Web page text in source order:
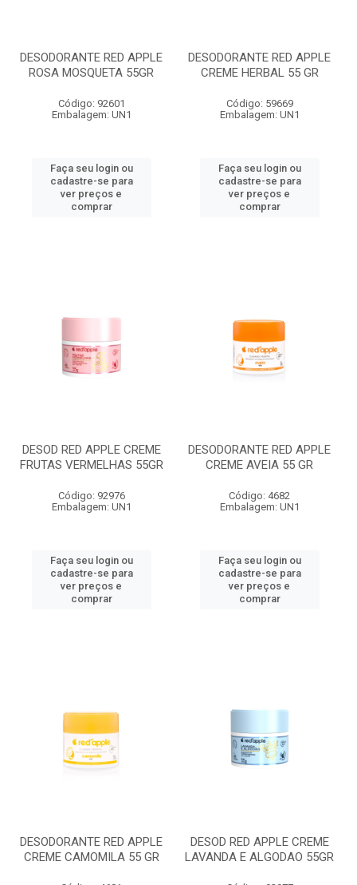
DESODORANTE RED APPLE
ROSA MOSQUETA 55GR
Código: 92601
Embalagem: UN1
Faça seu login ou
cadastre-se para
ver preços e
comprar
DESODORANTE RED APPLE
CREME HERBAL 55 GR
Código: 59669
Embalagem: UN1
Faça seu login ou
cadastre-se para
ver preços e
comprar
DESOD RED APPLE CREME
FRUTAS VERMELHAS 55GR
Código: 92976
Embalagem: UN1
Faça seu login ou
cadastre-se para
ver preços e
comprar
DESODORANTE RED APPLE
CREME AVEIA 55 GR
Código: 4682
Embalagem: UN1
Faça seu login ou
cadastre-se para
ver preços e
comprar
DESODORANTE RED APPLE
CREME CAMOMILA 55 GR
DESOD RED APPLE CREME
LAVANDA E ALGODAO 55GR